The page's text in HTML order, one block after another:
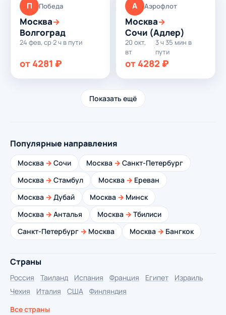
П Победа
Москва→
Волгоград
24 фев, ср·2 ч в пути
от 4281 ₽
А Аэрофлот
Москва→
Сочи (Адлер)
20 окт,
вт
·
3 ч 35 мин в
пути
от 4282 ₽
Показать ещё
Популярные направления
Москва → Сочи Москва → Санкт-Петербург
Москва → Стамбул Москва → Ереван
Москва → Дубай Москва → Минск
Москва → Анталья Москва → Тбилиси
Санкт-Петербург → Москва Москва → Бангкок
Страны
Россия Таиланд Испания Франция Египет
Израиль
Чехия
Италия США
Финляндия
Все страны